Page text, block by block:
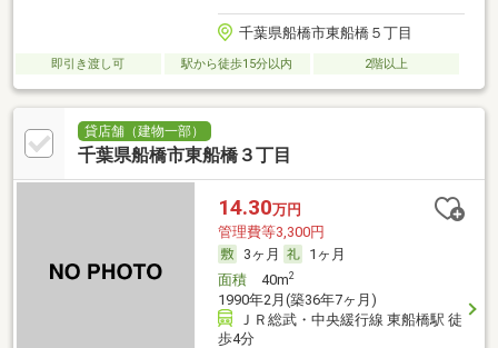
千葉県船橋市東船橋５丁目
即引き渡し可 駅から徒歩15分以内 2階以上
貸店舗（建物一部）
千葉県船橋市東船橋３丁目
14.30万円
管理費等3,300円
3ヶ月
1ヶ月
面積40m2
1990年2月(築36年7ヶ月)
ＪＲ総武・中央緩行線 東船橋駅 徒
歩4分